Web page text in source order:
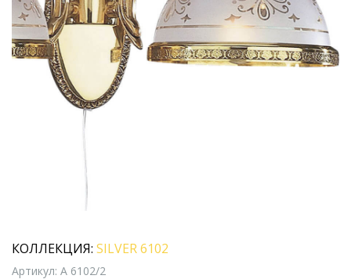
КОЛЛЕКЦИЯ: SILVER 6102
Артикул: A 6102/2